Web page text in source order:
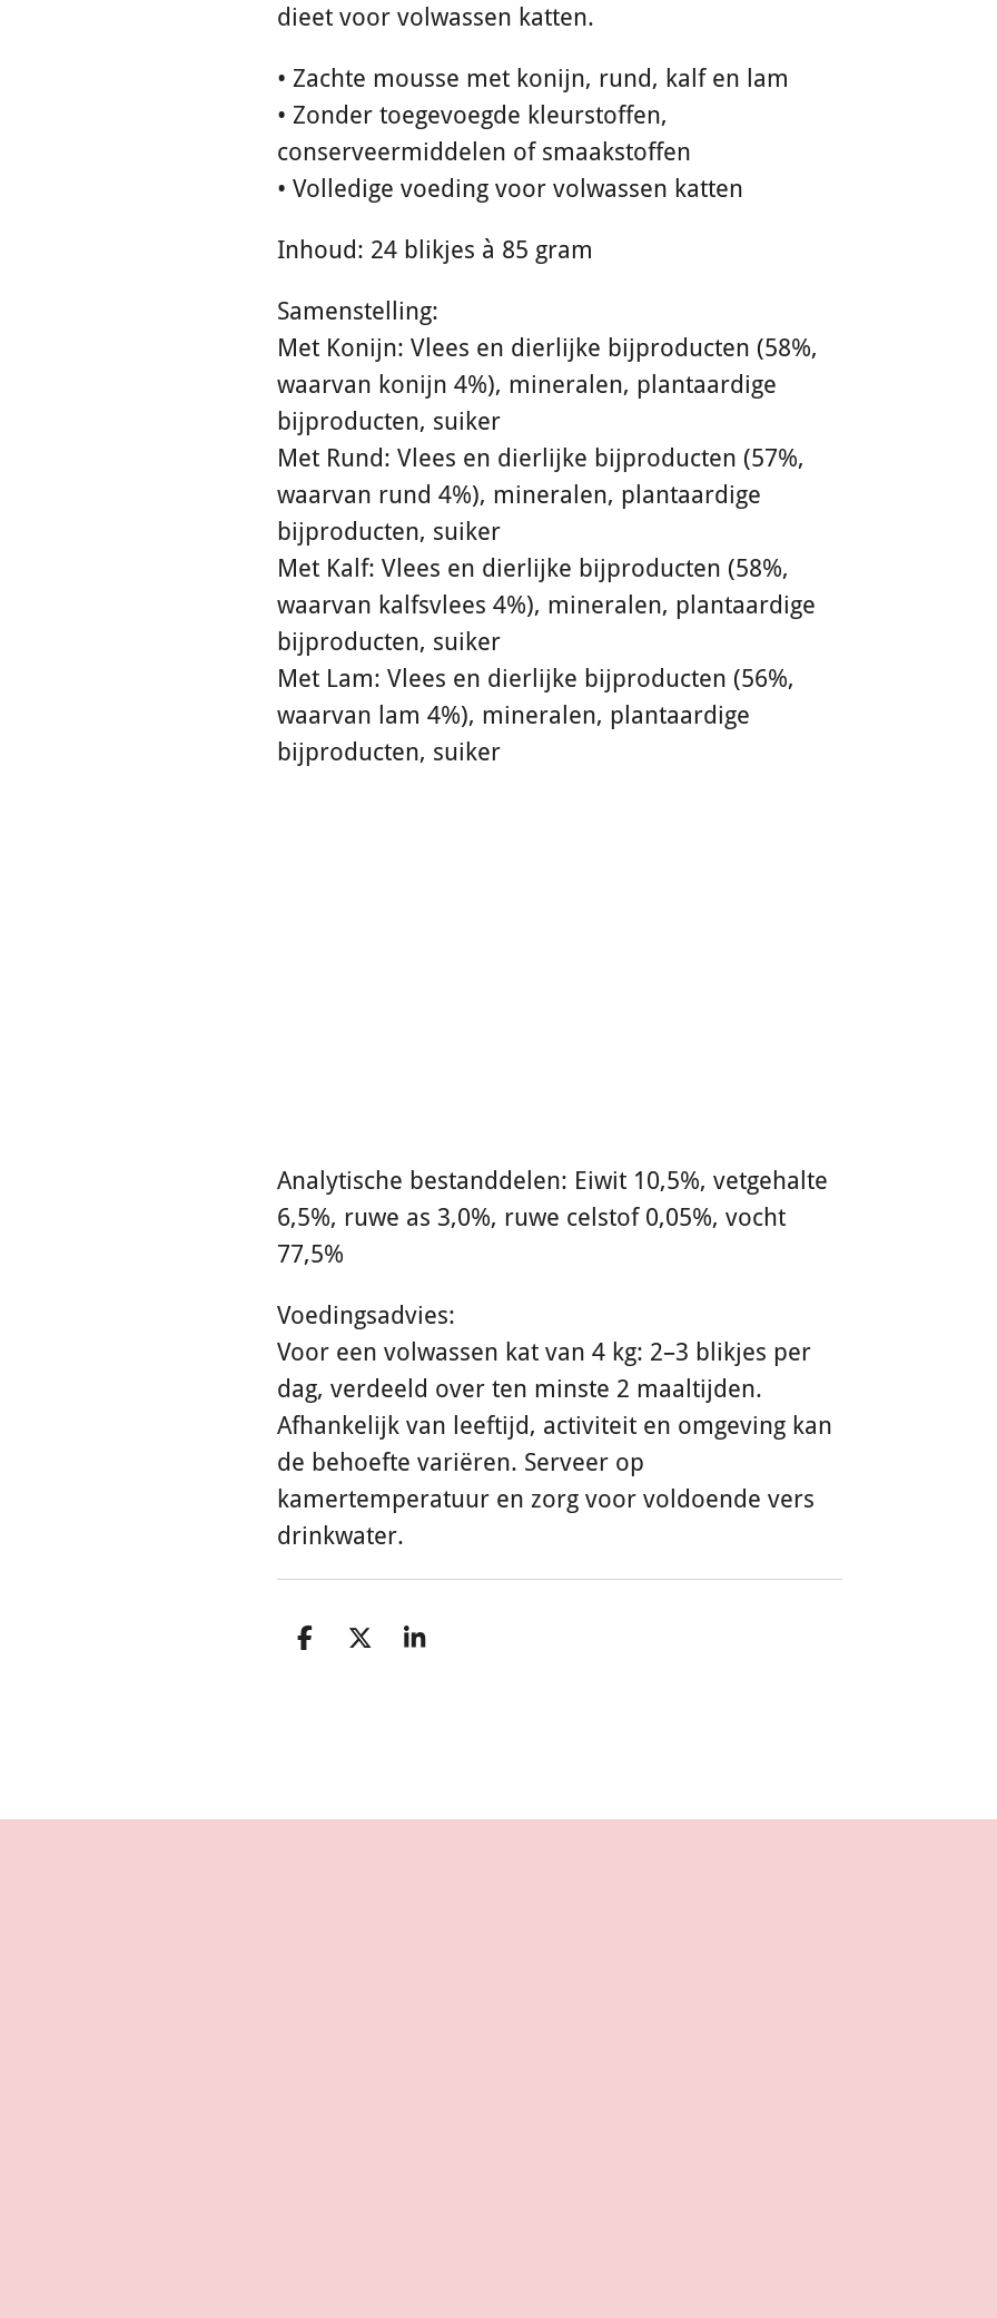
dieet voor volwassen katten.
• Zachte mousse met konijn, rund, kalf en lam
• Zonder toegevoegde kleurstoffen,
conserveermiddelen of smaakstoffen
• Volledige voeding voor volwassen katten
Inhoud: 24 blikjes à 85 gram
Samenstelling:
Met Konijn: Vlees en dierlijke bijproducten (58%,
waarvan konijn 4%), mineralen, plantaardige
bijproducten, suiker
Met Rund: Vlees en dierlijke bijproducten (57%,
waarvan rund 4%), mineralen, plantaardige
bijproducten, suiker
Met Kalf: Vlees en dierlijke bijproducten (58%,
waarvan kalfsvlees 4%), mineralen, plantaardige
bijproducten, suiker
Met Lam: Vlees en dierlijke bijproducten (56%,
waarvan lam 4%), mineralen, plantaardige
bijproducten, suiker
Analytische bestanddelen: Eiwit 10,5%, vetgehalte
6,5%, ruwe as 3,0%, ruwe celstof 0,05%, vocht
77,5%
Voedingsadvies:
Voor een volwassen kat van 4 kg: 2–3 blikjes per
dag, verdeeld over ten minste 2 maaltijden.
Afhankelijk van leeftijd, activiteit en omgeving kan
de behoefte variëren. Serveer op
kamertemperatuur en zorg voor voldoende vers
drinkwater.
D
D
S